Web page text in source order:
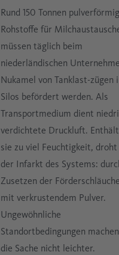
Rund 150 Tonnen
Rohstoffe für
müssen täglich beim
niederländischen
Nukamel von Tanklast-zügen
Silos befördert werden. Als
Transportmedium dient
verdichtete Druckluft. Enthält
sie zu viel Feuchtigkeit, droht
der Infarkt des Systems:
Zusetzen der
mit verkrustendem Pulver.
Ungewöhnliche
Standortbedingungen machen
die Sache nicht leichter.